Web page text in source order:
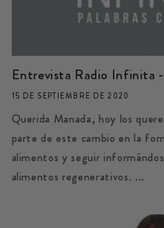
Entrevista Radio Infinita
15 DE SEPTIEMBRE DE 2020
Querida Manada, hoy los
parte de este cambio en la
alimentos y seguir
alimentos regenerativos. ...